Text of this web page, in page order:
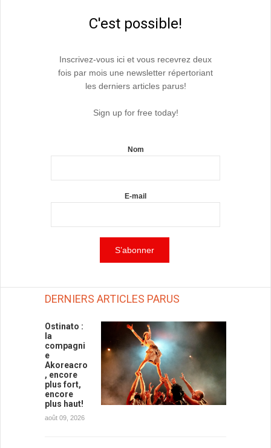
C'est possible!
Inscrivez-vous ici et vous recevrez deux
fois par mois une newsletter répertoriant
les derniers articles parus!
Sign up for free today!
Nom
E-mail
DERNIERS ARTICLES PARUS
Ostinato :
la
compagni
e
Akoreacro
, encore
plus fort,
encore
plus haut!
août 09, 2026